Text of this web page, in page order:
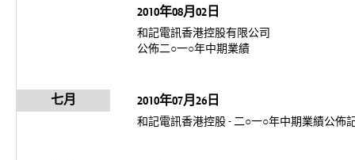
2010年08月02日
和記電訊香港控股有限公司
公佈二○一○年中期業績
七月 2010年07月26日
和記電訊香港控股 - 二○一○年中期業績公佈